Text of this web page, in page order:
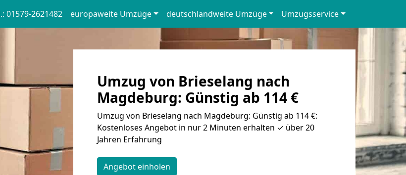
01579-2621482 europaweite Umzüge deutschlandweite Umzüge Umzugsservice
Umzug von Brieselang nach
Magdeburg: Günstig ab 114 €
Umzug von Brieselang nach Magdeburg: Günstig ab 114 €:
Kostenloses Angebot in nur 2 Minuten erhalten ✓ über 20
Jahren Erfahrung
Angebot einholen